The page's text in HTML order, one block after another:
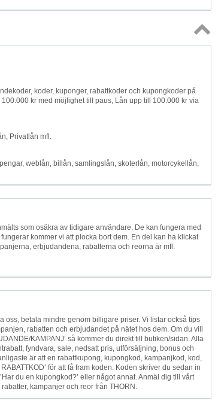
Topp
koder, kuponger, rabattkoder och kupongkoder på
kr med möjlighet till paus, Lån upp till 100.000 kr via
Privatlån mfl.
weblån, billån, samlingslån, skoterlån, motorcykellån,
som osäkra av tidigare användare. De kan fungera med
kommer vi att plocka bort dem. En del kan ha klickat
erbjudandena, rabatterna och reorna är mfl.
betala mindre genom billigare priser. Vi listar också tips
rabatten och erbjudandet på nätet hos dem. Om du vill
KAMPANJ’ så kommer du direkt till butiken/sidan. Alla
fyndvara, sale, nedsatt pris, utförsäljning, bonus och
är att en rabattkupong, kupongkod, kampanjkod, kod,
för att få fram koden. Koden skriver du sedan in
du en kupongkod?’ eller något annat. Anmäl dig till vårt
kampanjer och reor från THORN.